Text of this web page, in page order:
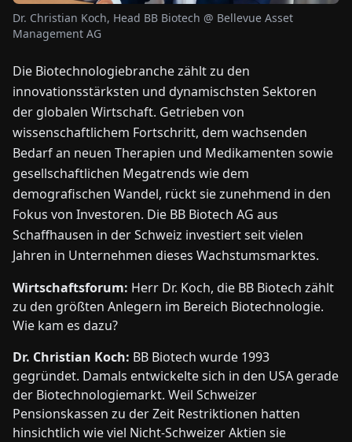
ÜBER
UNS
EN DEFRESITNLPLHU
KONTAKT
ZU
UNS
Dr. Christian Koch, Head BB Biotech @ Bellevue Asset
Management AG
Die Biotechnologiebranche zählt zu den
innovationsstärksten und dynamischsten Sektoren
der globalen Wirtschaft. Getrieben von
wissenschaftlichem Fortschritt, dem wachsenden
Bedarf an neuen Therapien und Medikamenten sowie
gesellschaftlichen Megatrends wie dem
demografischen Wandel, rückt sie zunehmend in den
Fokus von Investoren. Die BB Biotech AG aus
Schaffhausen in der Schweiz investiert seit vielen
Jahren in Unternehmen dieses Wachstumsmarktes.
Wirtschaftsforum: Herr Dr. Koch, die BB Biotech zählt
zu den größ­ten Anlegern im Bereich Biotechnologie.
Wie kam es dazu?
Dr. Christian Koch: BB Biotech wurde 1993
gegründet. Damals entwickelte sich in den USA gerade
der Biotechnologiemarkt. Weil Schweizer
Pensionskassen zu der Zeit Restriktionen hatten
hinsichtlich wie viel Nicht-Schweizer Aktien sie